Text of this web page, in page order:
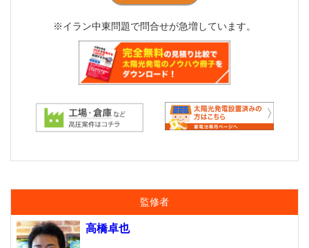
※イラン中東問題で問合せが急増しています。
監修者
高橋卓也